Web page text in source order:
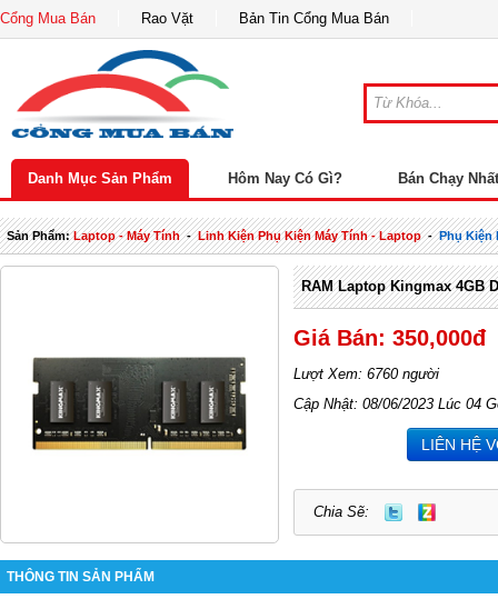
Cổng Mua Bán Rao Vặt Bản Tin Cổng Mua Bán
Danh Mục Sản Phẩm Hôm Nay Có Gì? Bán Chạy Nhất
Sản Phẩm:Laptop - Máy Tính-Linh Kiện Phụ Kiện Máy Tính - Laptop-Phụ Kiện
RAM Laptop Kingmax 4GB
Giá Bán: 350,000đ
Lượt Xem: 6760 người
Cập Nhật: 08/06/2023 Lúc 04
LIÊN HỆ
Chia Sẽ:
THÔNG TIN SẢN PHẨM